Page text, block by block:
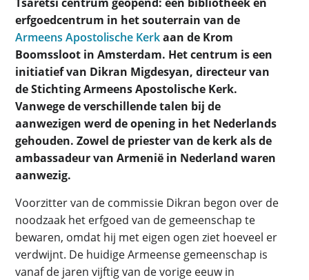
erfgoedcentrum in het souterrain van de
Armeens Apostolische Kerkaan de Krom
Boomssloot in Amsterdam. Het centrum is een
initiatief van Dikran Migdesyan, directeur van
de Stichting Armeens Apostolische Kerk.
Vanwege de verschillende talen bij de
aanwezigen werd de opening in het Nederlands
gehouden. Zowel de priester van de kerk als de
ambassadeur van Armenië in Nederland waren
aanwezig.
Voorzitter van de commissie Dikran begon over de
noodzaak het erfgoed van de gemeenschap te
bewaren, omdat hij met eigen ogen ziet hoeveel er
verdwijnt. De huidige Armeense gemeenschap is
vanaf de jaren vijftig van de vorige eeuw in